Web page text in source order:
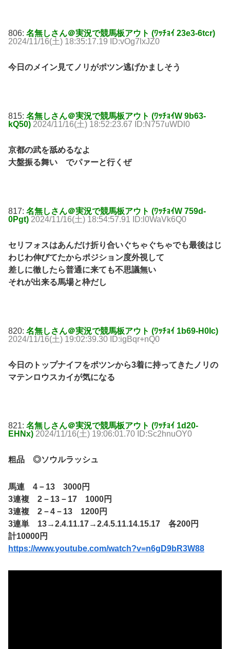
806: 名無しさん＠実況で競馬板アウト (ﾜｯﾁｮｲ 23e3-6tcr)
2024/11/16(土) 18:35:17.19 ID:vOg7lxJZ0
今日のメイン見てノリがポツン逃げかましそう
815: 名無しさん＠実況で競馬板アウト (ﾜｯﾁｮｲW 9b63-
kQ50) 2024/11/16(土) 18:52:23.67 ID:N757uWDl0
京都の武を舐めるなよ
大盤振る舞い でパァーと行くぜ
817: 名無しさん＠実況で競馬板アウト (ﾜｯﾁｮｲW 759d-
0Pgt) 2024/11/16(土) 18:54:57.91 ID:l0WaVk6Q0
セリフォスはあんだけ折り合いぐちゃぐちゃでも最後はじ
わじわ伸びてたからポジション度外視して
差しに徹したら普通に来ても不思議無い
それが出来る馬場と枠だし
820: 名無しさん＠実況で競馬板アウト (ﾜｯﾁｮｲ 1b69-H0Ic)
2024/11/16(土) 19:02:39.30 ID:igBqr+nQ0
今日のトップナイフをポツンから3着に持ってきたノリの
マテンロウスカイが気になる
821: 名無しさん＠実況で競馬板アウト (ﾜｯﾁｮｲ 1d20-
EHNx) 2024/11/16(土) 19:06:01.70 ID:Sc2hnuOY0
粗品 ◎ソウルラッシュ
馬連 4－13 3000円
3連複 2－13－17 1000円
3連複 2－4－13 1200円
3連単 13→2.4.11.17→2.4.5.11.14.15.17 各200円
計10000円
https://www.youtube.com/watch?v=n6gD9bR3W88